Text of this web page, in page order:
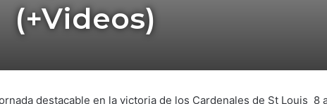
(+Videos)
destacable en la victoria de los Cardenales de St Louis 8